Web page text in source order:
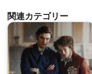
関連カテゴリー